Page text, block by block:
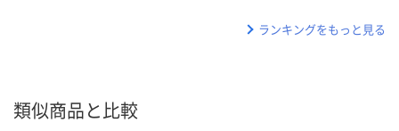
ランキングをもっと見る
類似商品と比較